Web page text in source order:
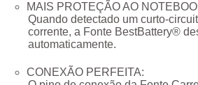
MAIS PROTEÇÃO AO
Quando detectado um curto-
corrente, a Fonte BestBattery®
automaticamente.
CONEXÃO PERFEITA: